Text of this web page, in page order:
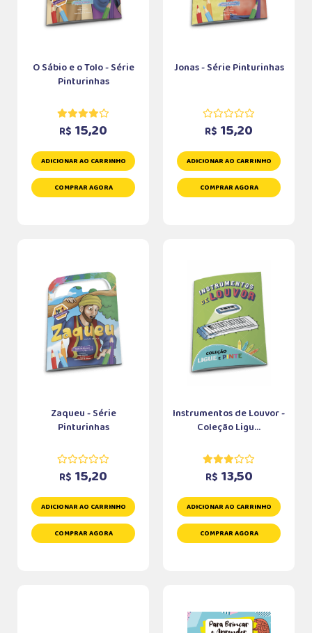
O Sábio e o Tolo - Série
Pinturinhas
R$ 15,20
ADICIONAR AO CARRINHO
COMPRAR AGORA
Jonas - Série Pinturinhas
R$ 15,20
ADICIONAR AO CARRINHO
COMPRAR AGORA
Zaqueu - Série
Pinturinhas
R$ 15,20
ADICIONAR AO CARRINHO
COMPRAR AGORA
Instrumentos de Louvor -
Coleção Ligu...
R$ 13,50
ADICIONAR AO CARRINHO
COMPRAR AGORA